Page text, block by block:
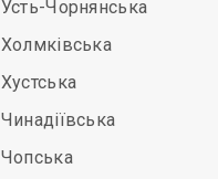
Усть-Чорнянська
Холмківська
Хустська
Чинадіївська
Чопська